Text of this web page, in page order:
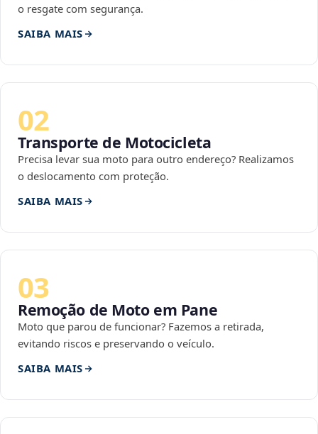
o resgate com segurança.
SAIBA MAIS
02
Transporte de Motocicleta
Precisa levar sua moto para outro endereço? Realizamos
o deslocamento com proteção.
SAIBA MAIS
03
Remoção de Moto em Pane
Moto que parou de funcionar? Fazemos a retirada,
evitando riscos e preservando o veículo.
SAIBA MAIS